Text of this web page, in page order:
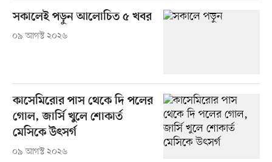
সকালেই পড়ুন আলোচিত ৫ খবর
০৯ আগস্ট ২০২৬
কাসেমিরোর পাস থেকে দি পলের
গোল, জার্সি খুলে শোকার্ত
মেসিকে উৎসর্গ
০৯ আগস্ট ২০২৬